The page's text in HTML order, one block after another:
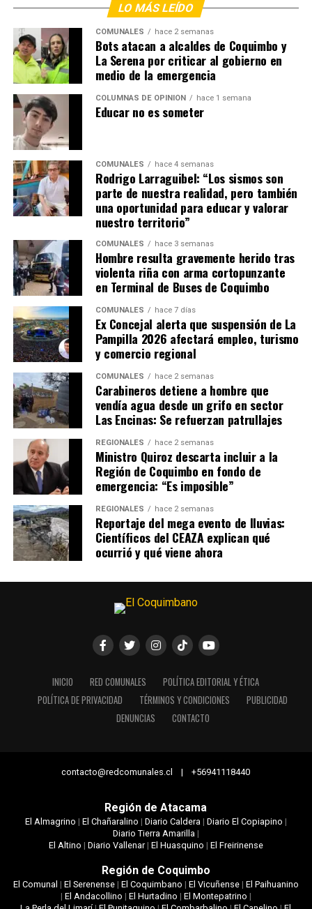
LO MÁS LEÍDO
COMUNALES hace 2 semanas
Bots atacan a alcaldes de Coquimbo y
La Serena por criticar al gobierno en
medio de la emergencia
COLUMNAS DE OPINIÓN hace 1 semana
Educar no es someter
COMUNALES hace 4 semanas
Rodrigo Larraguibel: “Los sismos son
parte de nuestra realidad, pero también
una oportunidad para educar y valorar
nuestro territorio”
COMUNALES hace 3 semanas
Hombre resulta gravemente herido tras
violenta riña con arma cortopunzante
en Terminal de Buses de Coquimbo
COMUNALES hace 7 días
Ex Concejal alerta que suspensión de La
Pampilla 2026 afectará empleo, turismo
y comercio regional
COMUNALES hace 2 semanas
Carabineros detiene a hombre que
vendía agua desde un grifo en sector
Las Encinas: Se refuerzan patrullajes
REGIONALES hace 2 semanas
Ministro Quiroz descarta incluir a la
Región de Coquimbo en fondo de
emergencia: “Es imposible”
REGIONALES hace 2 semanas
Reportaje del mega evento de lluvias:
Científicos del CEAZA explican qué
ocurrió y qué viene ahora
INICIO RED COMUNALES
POLÍTICA EDITORIAL Y ÉTICA
POLÍTICA DE PRIVACIDAD
TÉRMINOS Y CONDICIONES
PUBLICIDAD
DENUNCIAS
CONTACTO
contacto@redcomunales.cl | +56941118440
Región de Atacama
El Almagrino | El Chañaralino | Diario Caldera | Diario El Copiapino |
Diario Tierra Amarilla |
El Altino | Diario Vallenar| El Huasquino | El Freirinense
Región de Coquimbo
El Comunal | El Serenense| El Coquimbano | El Vicuñense| El Paihuanino
| El Andacollino | El Hurtadino | El Montepatrino |